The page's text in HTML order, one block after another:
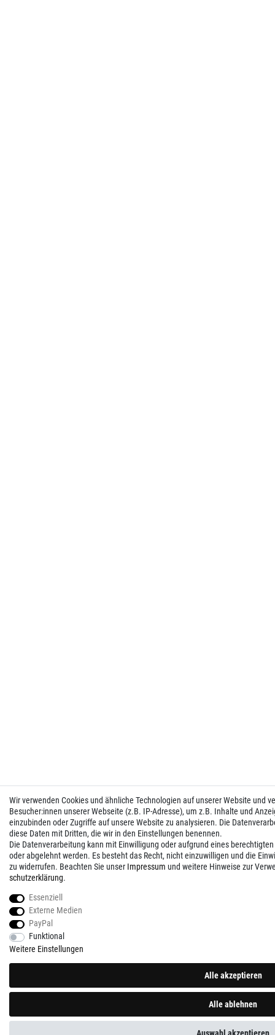
Wir verwenden Cookies und ähnliche Technologien auf unserer Website und
Besucher:innen unserer Webseite (z.B. IP-Adresse), um z.B. Inhalte und
einzubinden oder Zugriffe auf unsere Website zu analysieren. Die
diese Daten mit Dritten, die wir in den Einstellungen benennen.
Die Datenverarbeitung kann mit Einwilligung oder aufgrund eines
oder abgelehnt werden. Es besteht das Recht, nicht einzuwilligen und die
zu widerrufen. Beachten Sie unser Impressum und weitere Hinweise zur
schutz­erklärung.
Essenziell
Externe Medien
PayPal
Funktional
Weitere Einstellungen
Alle akzeptieren
Alle ablehnen
Auswahl akzeptieren